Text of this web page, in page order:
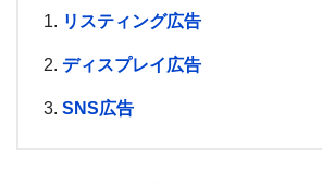
リスティング広告
ディスプレイ広告
SNS広告